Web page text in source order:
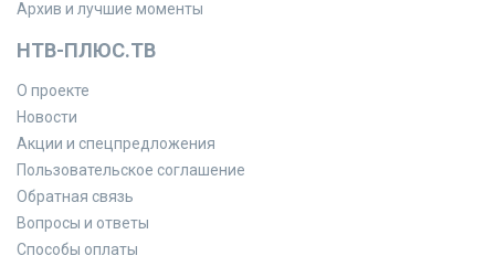
Архив и лучшие моменты
НТВ-ПЛЮС.ТВ
О проекте
Новости
Акции и спецпредложения
Пользовательское соглашение
Обратная связь
Вопросы и ответы
Способы оплаты